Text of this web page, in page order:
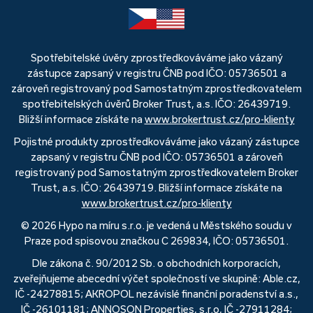
Spotřebitelské úvěry zprostředkováváme jako vázaný
zástupce zapsaný v registru ČNB pod IČO: 05736501 a
zároveň registrovaný pod Samostatným zprostředkovatelem
spotřebitelských úvěrů Broker Trust, a.s. IČO: 26439719.
Bližší informace získáte na www.brokertrust.cz/pro-klienty
Pojistné produkty zprostředkováváme jako vázaný zástupce
zapsaný v registru ČNB pod IČO: 05736501 a zároveň
registrovaný pod Samostatným zprostředkovatelem Broker
Trust, a.s. IČO: 26439719. Bližší informace získáte na
www.brokertrust.cz/pro-klienty
© 2026 Hypo na míru s.r.o. je vedená u Městského soudu v
Praze pod spisovou značkou C 269834, IČO: 05736501.
Dle zákona č. 90/2012 Sb. o obchodních korporacích,
zveřejňujeme abecední výčet společností ve skupině: Able.cz,
IČ -24278815; AKROPOL nezávislé finanční poradenství a.s.,
IČ -26101181; ANNOSON Properties, s.r.o, IČ -27911284;